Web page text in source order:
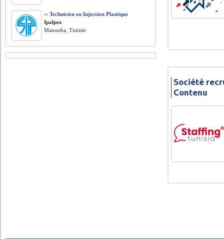
Société
Contenu
›› Technicien en Injection Plastique
Ipalpex
Manouba, Tunisie